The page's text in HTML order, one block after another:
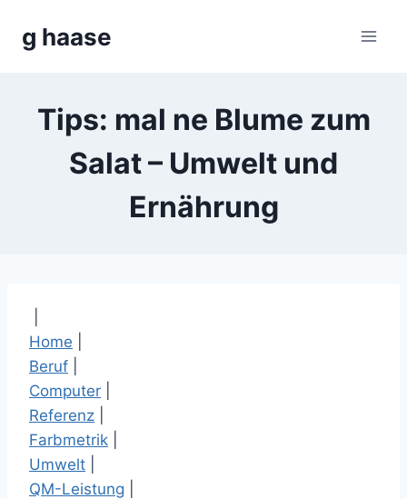
Inhaltg haase
Tips: mal ne Blume zum
Salat – Umwelt und
Ernährung
Home
Beruf
Computer
Referenz
Farbmetrik
Umwelt
QM-Leistung